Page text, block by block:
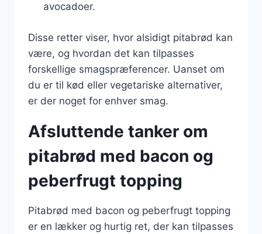
avocadoer.
Disse retter viser, hvor alsidigt pitabrød kan
være, og hvordan det kan tilpasses
forskellige smagspræferencer. Uanset om
du er til kød eller vegetariske alternativer,
er der noget for enhver smag.
Afsluttende tanker om
pitabrød med bacon og
peberfrugt topping
Pitabrød med bacon og peberfrugt topping
er en lækker og hurtig ret, der kan tilpasses